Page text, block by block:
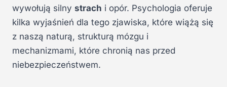
wywołują silny strach i opór. Psychologia oferuje
kilka wyjaśnień dla tego zjawiska, które wiążą się
z naszą naturą, strukturą mózgu i
mechanizmami, które chronią nas przed
niebezpieczeństwem.